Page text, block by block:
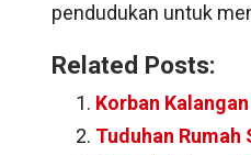
pendudukan untuk
Related Posts:
Korban
Tuduhan